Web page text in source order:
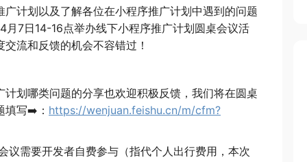
计划以及了解各位在小程序推广计划中遇到的问题
7日14-16点举办线下小程序推广计划圆桌会议活
流和反馈的机会不容错过！
划哪类问题的分享也欢迎积极反馈，我们将在圆桌
填写➡️： https://wenjuan.feishu.cn/m/cfm?
需要开发者自费参与（指代个人出行费用，本次